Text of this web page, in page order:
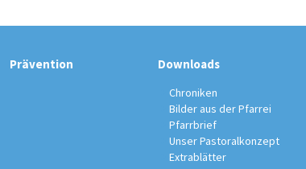
Prävention Downloads
Chroniken
Bilder aus der Pfarrei
Pfarrbrief
Unser Pastoralkonzept
Extrablätter